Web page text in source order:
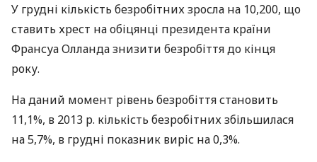
У грудні кількість безробітних зросла на 10,200, що
ставить хрест на обіцянці президента країни
Франсуа Олланда знизити безробіття до кінця
року.
На даний момент рівень безробіття становить
11,1%, в ​​2013 р. кількість безробітних збільшилася
на 5,7%, в ​​грудні показник виріс на 0,3%.